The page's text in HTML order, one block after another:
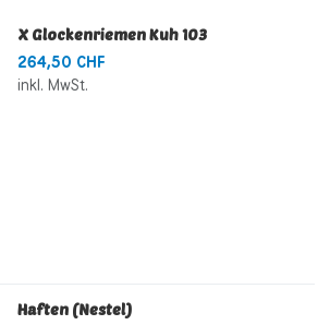
X Glockenriemen Kuh 103
264,50 CHF
inkl. MwSt.
Haften (Nestel)